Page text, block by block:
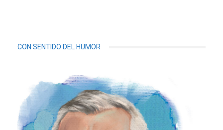
CON SENTIDO DEL HUMOR